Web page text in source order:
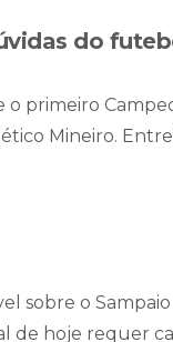
do
o primeiro
Mineiro.
sobre o
de hoje requer